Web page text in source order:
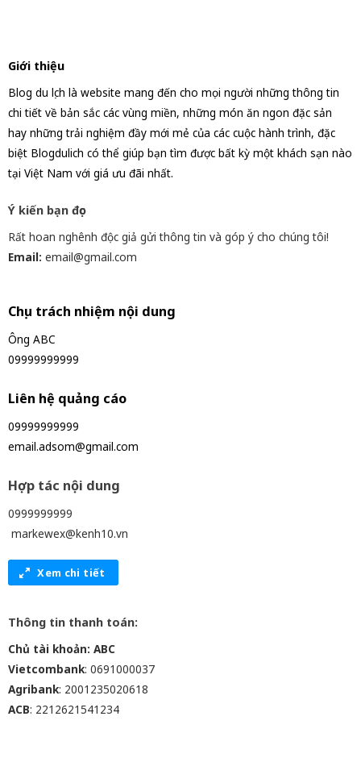
Giới thiệu
Blog du lịch là website mang đến cho mọi người những thông tin
chi tiết về bản sắc các vùng miền, những món ăn ngon đặc sản
hay những trải nghiệm đầy mới mẻ của các cuộc hành trình, đặc
biệt Blogdulich có thể giúp bạn tìm được bất kỳ một khách sạn nào
tại Việt Nam với giá ưu đãi nhất.
Ý kiến bạn đọc
Rất hoan nghênh độc giả gửi thông tin và góp ý cho chúng tôi!
Email: email@gmail.com
Chịu trách nhiệm nội dung
Ông ABC
09999999999
Liên hệ quảng cáo
09999999999
email.adsom@gmail.com
Hợp tác nội dung
0999999999
markewex@kenh10.vn
Xem chi tiết
Thông tin thanh toán:
Chủ tài khoản: ABC
Vietcombank: 0691000037
Agribank: 2001235020618
ACB: 2212621541234